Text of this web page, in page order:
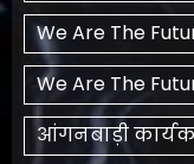
We Are The
We Are The
आंगनबाड़ी